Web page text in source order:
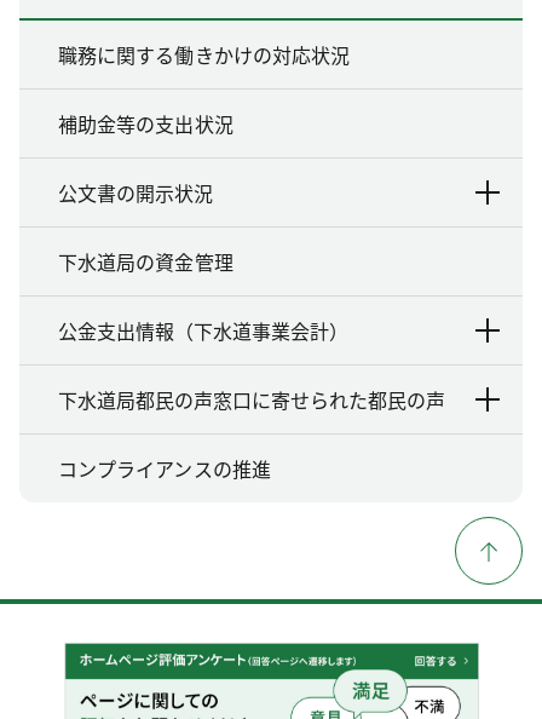
職務に関する働きかけの対応状況
補助金等の支出状況
公文書の開示状況
下水道局の資金管理
公金支出情報（下水道事業会計）
下水道局都民の声窓口に寄せられた都民の声
コンプライアンスの推進